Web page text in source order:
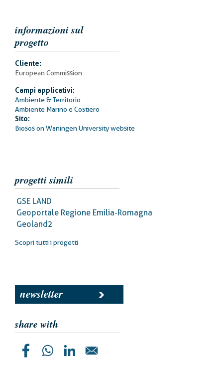
informazioni sul
progetto
Cliente:
European Commission
Campi applicativi:
Ambiente & Territorio
Ambiente Marino e Costiero
Sito:
Biosos on Waningen University website
progetti simili
GSE LAND
Geoportale Regione Emilia-Romagna
Geoland2
Scopri tutti i progetti
newsletter
share with